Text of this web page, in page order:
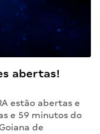
abertas!
estão abertas e
e 59 minutos do
de